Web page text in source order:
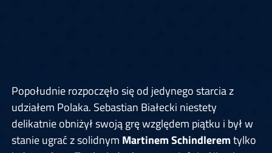
Popołudnie rozpoczęło się od jedynego starcia z
udziałem Polaka. Sebastian Białecki niestety
delikatnie obniżył swoją grę względem piątku i był w
stanie ugrać z solidnym Martinem Schindleremtylko